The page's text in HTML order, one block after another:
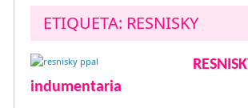
ETIQUETA: RESNISKY
indumentaria